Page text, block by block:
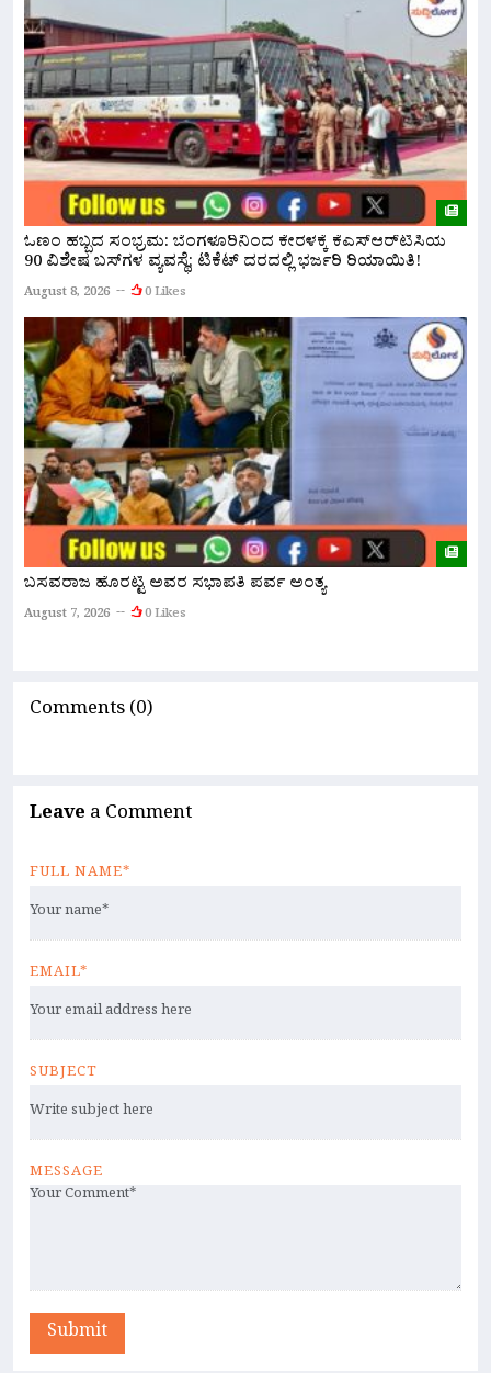
ಓಣಂ ಹಬ್ಬದ ಸಂಭ್ರಮ: ಬೆಂಗಳೂರಿನಿಂದ ಕೇರಳಕ್ಕೆ ಕೆಎಸ್‌ಆರ್‌ಟಿಸಿಯ
90 ವಿಶೇಷ ಬಸ್‌ಗಳ ವ್ಯವಸ್ಥೆ; ಟಿಕೆಟ್ ದರದಲ್ಲಿ ಭರ್ಜರಿ ರಿಯಾಯಿತಿ!
August 8, 2026 0 Likes
ಬಸವರಾಜ ಹೊರಟ್ಟಿ ಅವರ ಸಭಾಪತಿ ಪರ್ವ ಅಂತ್ಯ
August 7, 2026 0 Likes
Comments (0)
Leave a Comment
FULL NAME*
EMAIL*
SUBJECT
MESSAGE
Submit